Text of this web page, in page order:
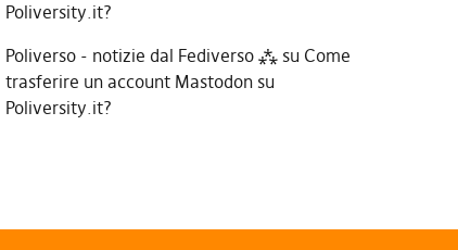
Poliversity.it?
Poliverso - notizie dal Fediverso ⁂su Come
trasferire un account Mastodon su
Poliversity.it?